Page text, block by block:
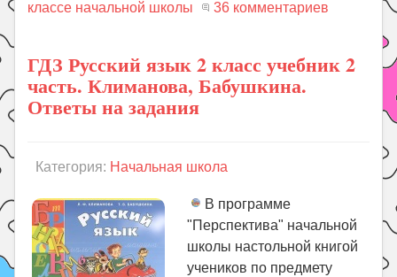
классе начальной школы
36 комментариев
ГДЗ Русский язык 2 класс учебник 2
часть. Климанова, Бабушкина.
Ответы на задания
Категория: Начальная школа
В программе
"Перспектива" начальной
школы настольной книгой
учеников по предмету